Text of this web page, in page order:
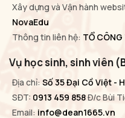
Xây dựng và Vận hành
NovaEdu
Thông tin liên hệ: TỔ CÔNG
Vụ học sinh, sinh viên
Địa chỉ: Số 35 Đại Cồ Việt -
SĐT: 0913 459 858Đ/c Bùi
Email: info@dean1665.vn